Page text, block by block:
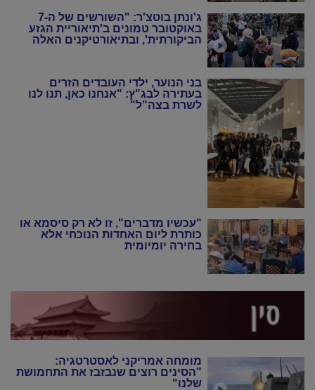
ג'ונתן בוטצ'ר: "השורשים של ה-7
באוקטובר טמונים ב'תיאוריית הגזע
הביקורתית', ובתיאורטיקנים האלה
בני הנוער, ילדי העובדים הזרים
בעתירה לבג"ץ: "אנחנו כאן, תנו לנו
לשרת בצה"ל"
"עכשיו מדברים", זו לא רק סיסמא או
כותרת ליום האחדות הנוכחי אלא
בחירה יומיומית
מומחה אמריקני לאסטרטגיה:
"הסינים רוצים שנבזבז את התחמושת
שלנו"